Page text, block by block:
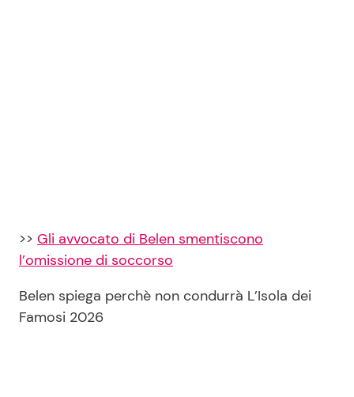
>> Gli avvocato di Belen smentiscono
l’omissione di soccorso
Belen spiega perchè non condurrà L’Isola dei
Famosi 2026